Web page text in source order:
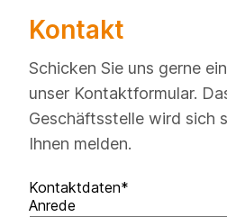
Kontakt
Schicken Sie uns gerne
unser Kontaktformular.
Geschäftsstelle wird sich
Ihnen melden.
Kontaktdaten*
Anrede